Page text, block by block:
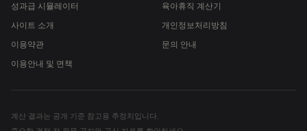
성과급 시뮬레이터
육아휴직 계산기
사이트 소개
개인정보처리방침
이용약관
문의 안내
이용안내 및 면책
계산 결과는 공개 기준 참고용 추정치입니다.